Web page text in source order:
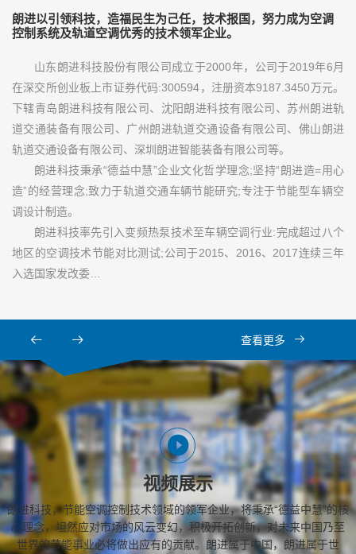
朗进以引领科技，造福民生为己任，技术报国，努力成为空调
控制系统及轨道空调优秀的技术领军企业。
山东朗进科技股份有限公司成立于2000年，公司于2019年6月
在深交所创业板上市证券代码:300594，注册资本9187.3450万元。
下辖青岛朗进科技有限公司、沈阳朗进科技有限公司、苏州朗进轨
道交通装备有限公司、广州朗进轨道交通设备有限公司、佛山朗进
轨道交通设备有限公司、深圳朗进智能装备有限公司等。
朗进科技秉承“德益中慧”企业文化哲学理念;坚持“朗进造=用心
造”的经营理念;致力于轨道交通车辆节能研究;专注于节能型车辆空
调设计制造。
朗进科技率先引入变频热泵技术至车辆空调行业:完成超过八个
地区的空调技术节能对比测试;公司于2015、2016、2017连续三年
入选国家发改委…
查看更多
视频展示
朗进科技，节能空调控制技术领域的领军企业，将秉承“德益中慧”的核
心理念，坦然应对市场的风云变幻，积极开拓创新，对未来中国乃至
世界的节能事业必将做出应有的贡献。朗进属于中国，朗进属于世